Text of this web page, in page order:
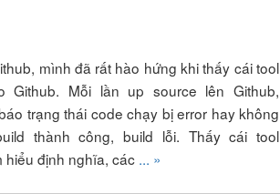
mình đã rất hào hứng khi thấy cái tool
Mỗi lần up source lên Github,
trạng thái code chạy bị error hay không
thành công, build lỗi. Thấy cái tool
hiểu định nghĩa, các ... »